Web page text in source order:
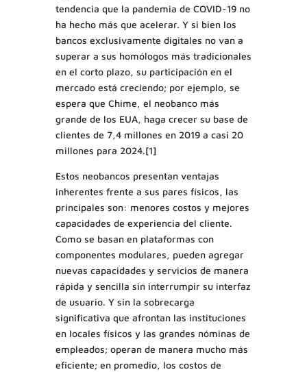
tendencia que la pandemia de COVID-19 no
ha hecho más que acelerar. Y si bien los
bancos exclusivamente digitales no van a
superar a sus homólogos más tradicionales
en el corto plazo, su participación en el
mercado está creciendo; por ejemplo, se
espera que Chime, el neobanco más
grande de los EUA, haga crecer su base de
clientes de 7,4 millones en 2019 a casi 20
millones para 2024.[1]
Estos neobancos presentan ventajas
inherentes frente a sus pares físicos, las
principales son: menores costos y mejores
capacidades de experiencia del cliente.
Como se basan en plataformas con
componentes modulares, pueden agregar
nuevas capacidades y servicios de manera
rápida y sencilla sin interrumpir su interfaz
de usuario. Y sin la sobrecarga
significativa que afrontan las instituciones
en locales físicos y las grandes nóminas de
empleados; operan de manera mucho más
eficiente; en promedio, los costos de